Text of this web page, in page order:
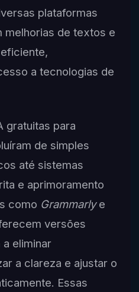
plataformas
melhorias de textos e
a tecnologias de
gratuitas para
de simples
até sistemas
e aprimoramento
como Grammarlye
versões
a eliminar
a clareza e ajustar o
Essas